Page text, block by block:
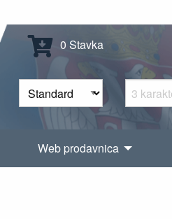
0 Stavka
Web prodavnica